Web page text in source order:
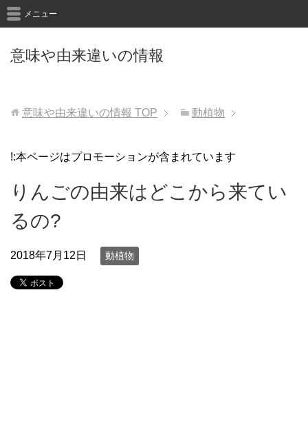
意味や由来違いの情報
メニュー
意味や由来違いの情報 TOP 動植物
!:本ページはプロモーションが含まれています
りんごの由来はどこから来てい
るの?
2018年7月12日 動植物